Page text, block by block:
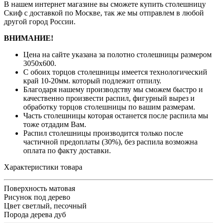
В нашем интернет магазине вы сможете купить столешницу
Скиф с доставкой по Москве, так же мы отправлем в любой
другой город России.
ВНИМАНИЕ!
Цена на сайте указана за полотно столешницы размером
3050х600.
С обоих торцов столешницы имеется технологический
край 10-20мм. который подлежит отпилу.
Благодаря нашему производству мы сможем быстро и
качественно произвести распил, фигурный вырез и
обработку торцов столешницы по вашим размерам.
Часть столешницы которая останется после распила мы
тоже отдадим Вам.
Распил столешницы производится только после
частичной предоплаты (30%), без распила возможна
оплата по факту доставки.
Характеристики товара
Поверхность матовая
Рисунок под дерево
Цвет светлый, песочный
Порода дерева дуб